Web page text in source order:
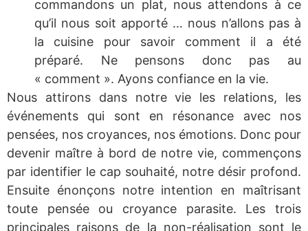
commandons un plat, nous attendons à ce
qu’il nous soit apporté … nous n’allons pas à
la cuisine pour savoir comment il a été
préparé. Ne pensons donc pas au
« comment ». Ayons confiance en la vie.
Nous attirons dans notre vie les relations, les
événements qui sont en résonance avec nos
pensées, nos croyances, nos émotions. Donc pour
devenir maître à bord de notre vie, commençons
par identifier le cap souhaité, notre désir profond.
Ensuite énonçons notre intention en maîtrisant
toute pensée ou croyance parasite. Les trois
principales raisons de la non-réalisation sont le